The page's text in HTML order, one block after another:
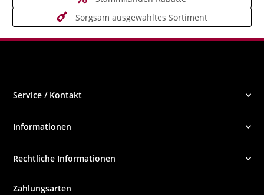
Sorgsam ausgewähltes Sortiment
Service / Kontakt
Informationen
Rechtliche Informationen
Zahlungsarten